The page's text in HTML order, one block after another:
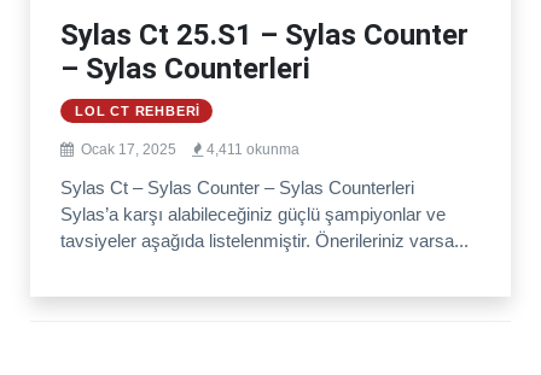
Sylas Ct 25.S1 – Sylas Counter
– Sylas Counterleri
LOL CT REHBERI
Ocak 17, 2025 4,411 okunma
Sylas Ct – Sylas Counter – Sylas Counterleri
Sylas’a karşı alabileceğiniz güçlü şampiyonlar ve
tavsiyeler aşağıda listelenmiştir. Önerileriniz varsa...